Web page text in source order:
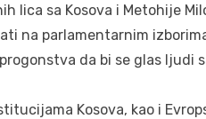
lica sa Kosova i Metohije
na parlamentarnim
da bi se glas ljudi
Kosova, kao i